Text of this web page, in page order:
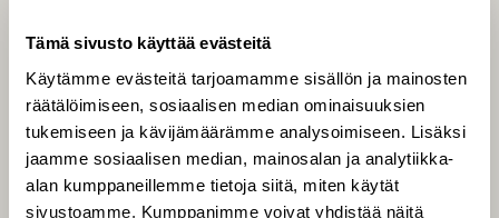
Tämä sivusto käyttää evästeitä
Käytämme evästeitä tarjoamamme sisällön ja mainosten
räätälöimiseen, sosiaalisen median ominaisuuksien
tukemiseen ja kävijämäärämme analysoimiseen. Lisäksi
jaamme sosiaalisen median, mainosalan ja analytiikka-
alan kumppaneillemme tietoja siitä, miten käytät
sivustoamme. Kumppanimme voivat yhdistää näitä
Tilaa digilukuoikeus
Äänestä parasta juttua
Tilaa uutiskirje